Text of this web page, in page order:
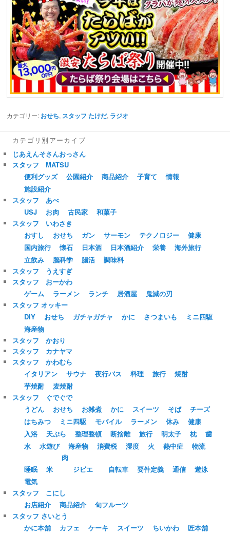
カテゴリー: おせち, スタッフ たけだ, ラジオ
カテゴリ別アーカイブ
じあえんそさんおっさん
スタッフ MATSU
便利グッズ
公園紹介 商品紹介 子育て
情報
施設紹介
スタッフ あべ
USJ
お肉 古民家
和菓子
スタッフ いわさき
おすし
おせち ガン サーモン テクノロジー
健康
国内旅行
懐石 日本酒 日本酒紹介 栄養
海外旅行
立飲み
脳科学 腸活
調味料
スタッフ うえすぎ
スタッフ おーかわ
ゲーム
ラーメン ランチ 居酒屋
鬼滅の刃
スタッフ オッキー
DIY
おせち ガチャガチャ かに さつまいも
ミニ四駆
海産物
スタッフ かおり
スタッフ カナヤマ
スタッフ かわむら
イタリアン
サウナ 夜行バス 料理 旅行
焼酎
芋焼酎
麦焼酎
スタッフ ぐでぐで
うどん
おせち お雑煮 かに スイーツ そば
チーズ
はちみつ
ミニ四駆 モバイル ラーメン 休み
健康
入浴
天ぷら 整理整頓 断捨離 旅行 明太子 枕
歯
水
水遊び 海産物 消費税 湿度 火 熱中症 物流
睡眠 米
肉
ジビエ
自転車 要件定義 通信
遊泳
電気
スタッフ こにし
お店紹介
商品紹介
旬フルーツ
スタッフ さいとう
かに本舗
カフェ ケーキ スイーツ ちいかわ
匠本舗